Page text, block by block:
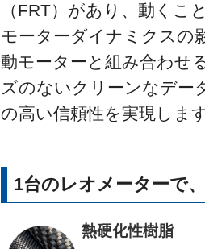
（FRT）があり、動くこ
モーターダイナミクスの
動モーターと組み合わせ
ズのないクリーンなデー
の高い信頼性を実現しま
1台のレオメーターで
熱硬化性樹脂